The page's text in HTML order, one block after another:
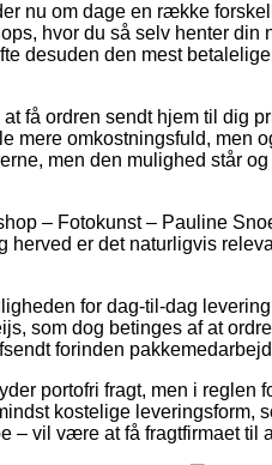
nu om dage en række
hvor du så selv henter din
desuden den mest
få ordren sendt hjem til dig
mere omkostningsfuld, men
men den mulighed står
– Fotokunst – Pauline
herved er det naturligvis
for dag-til-dag
som dog betinges af at
forinden
portofri fragt, men i
kostelige leveringsform,
– vil være at få fragtfirmaet til